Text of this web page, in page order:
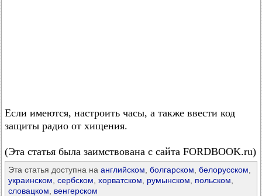
Если имеются, настроить часы, а также ввести код
защиты радио от хищения.
(Эта статья была заимствована с сайта FORDBOOK.ru)
Эта статья доступна на английском болгарском белорусском
украинском сербском хорватском румынском польском
словацком
венгерском